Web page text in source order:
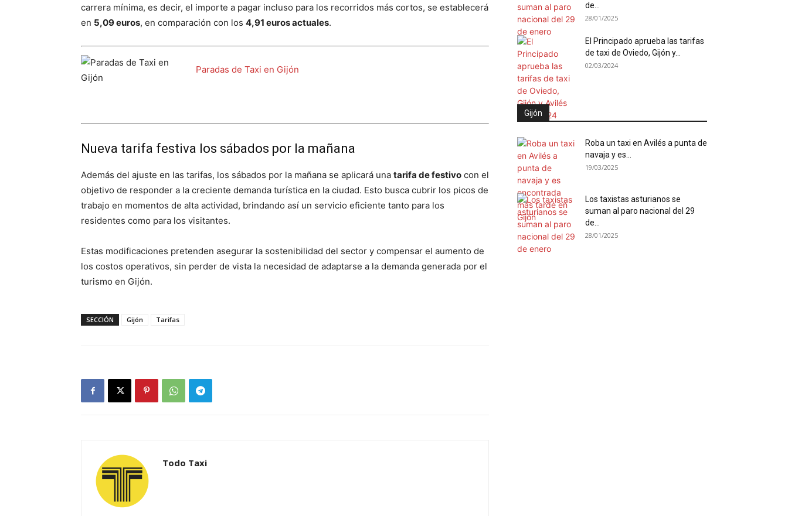
carrera mínima, es decir, el importe a pagar incluso para los recorridos más cortos, se establecerá
en 5,09 euros, en comparación con los 4,91 euros actuales.
Paradas de Taxi en Gijón
Nueva tarifa festiva los sábados por la mañana
Además del ajuste en las tarifas, los sábados por la mañana se aplicará una tarifa de festivo con el
objetivo de responder a la creciente demanda turística en la ciudad. Esto busca cubrir los picos de
trabajo en momentos de alta actividad, brindando así un servicio eficiente tanto para los
residentes como para los visitantes.
Estas modificaciones pretenden asegurar la sostenibilidad del sector y compensar el aumento de
los costos operativos, sin perder de vista la necesidad de adaptarse a la demanda generada por el
turismo en Gijón.
SECCIÓN Gijón Tarifas
Todo Taxi
de...
28/01/2025
El Principado aprueba las tarifas
de taxi de Oviedo, Gijón y...
02/03/2024
Gijón
Roba un taxi en Avilés a punta de
navaja y es...
19/03/2025
Los taxistas asturianos se
suman al paro nacional del 29
de...
28/01/2025